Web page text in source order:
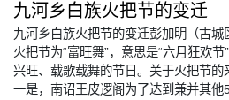
九河乡白族火把节的变迁
九河乡白族火把节的变迁彭加明（古
火把节为“富旺舞”，意思是“六月狂欢
兴旺、载歌载舞的节日。关于火把节
一是，南诏王皮逻阁为了达到兼并其